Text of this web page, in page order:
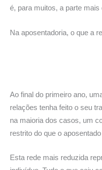
é, para muitos, a parte mais
Na aposentadoria, o que a
Ao final do primeiro ano,
relações tenha feito o seu
na maioria dos casos, um
restrito do que o
Esta rede mais reduzida